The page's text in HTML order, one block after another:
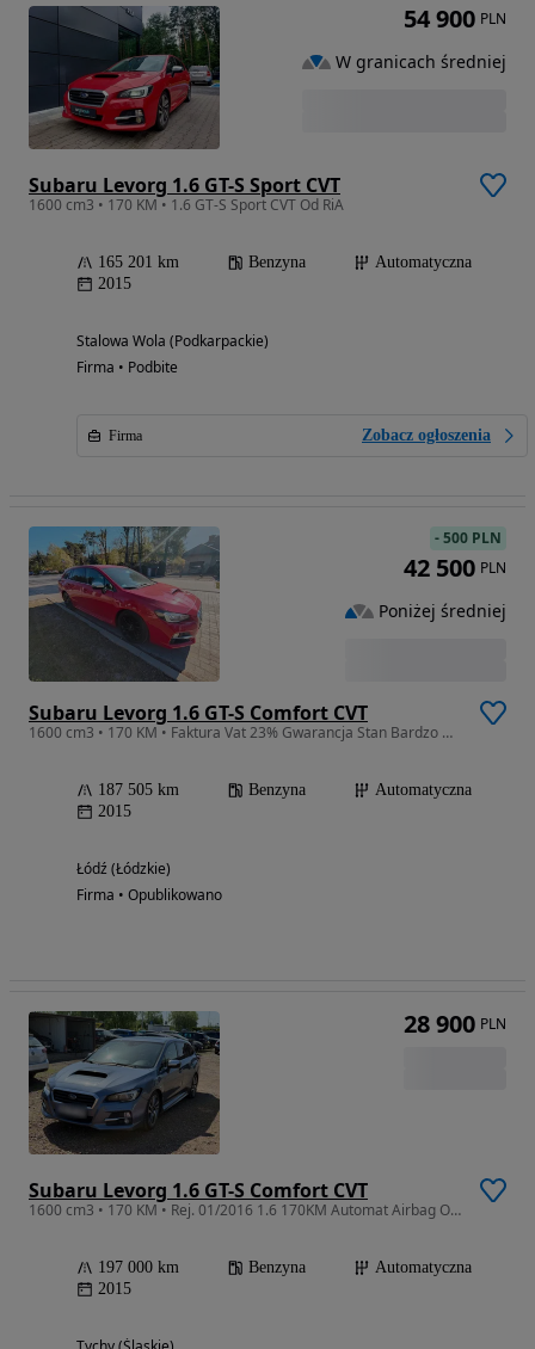
Subaru Levorg 1.6 GT-S Sport CVT
1600 cm3 • 170 KM • 1.6 GT-S Sport CVT Od RiA
165 201 km Benzyna
Automatyczna
2015
Stalowa Wola (Podkarpackie)
Firma • Podbite
Firma Zobacz ogłoszenia
54 900 PLN
W granicach średniej
Subaru Levorg 1.6 GT-S Comfort CVT
1600 cm3 • 170 KM • Faktura Vat 23% Gwarancja Stan Bardzo Dobry
187 505 km Benzyna
Automatyczna
2015
Łódź (Łódzkie)
Firma • Opublikowano
-500 PLN
42 500 PLN
Poniżej średniej
Subaru Levorg 1.6 GT-S Comfort CVT
1600 cm3 • 170 KM • Rej. 01/2016 1.6 170KM Automat Airbag OK SalonPL
197 000 km Benzyna
Automatyczna
2015
28 900 PLN